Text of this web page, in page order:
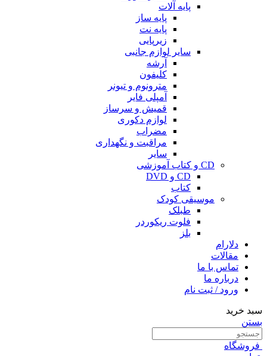
پایه آلات
پایه ساز
پایه نت
زیرپایی
سایر لوازم جانبی
آرشه
کلیفون
مترونوم و تیونر
آمپلی فایر
قمیش و سرساز
لوازم دکوری
مضراب
مراقبت و نگهداری
سایر
CD و کتاب آموزشی
CD و DVD
کتاب
موسیقی کودک
طبلک
فلوت ریکوردر
بلز
دلارام
مقالات
تماس با ما
درباره ما
ورود / ثبت نام
سبد خرید
بستن
فروشگاه